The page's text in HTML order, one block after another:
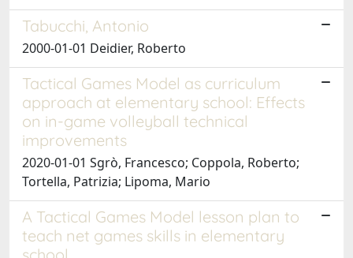
Tabucchi, Antonio
2000-01-01 Deidier, Roberto
Tactical Games Model as curriculum
approach at elementary school: Effects
on in-game volleyball technical
improvements
2020-01-01 Sgrò, Francesco; Coppola, Roberto;
Tortella, Patrizia; Lipoma, Mario
A Tactical Games Model lesson plan to
teach net games skills in elementary